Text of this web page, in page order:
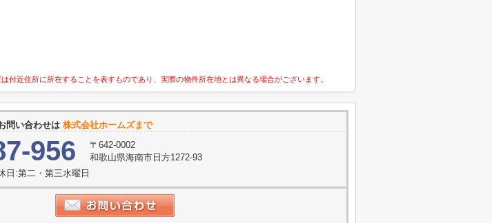
付近住所に所在することを表すものであり、実際の物件所在地とは異なる場合がございます。
問い合わせは 株式会社ホームズまで
956
〒642-0002
和歌山県海南市日方1272-93
日:第二・第三水曜日